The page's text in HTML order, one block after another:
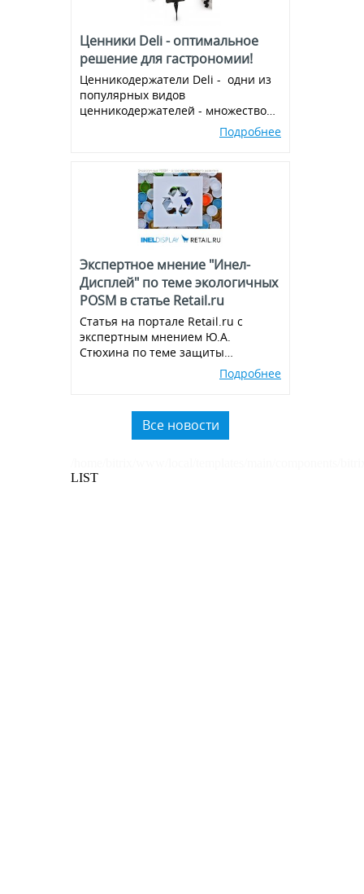
Ценники Deli - оптимальное
решение для гастрономии!
Ценникодержатели Deli - одни из
популярных видов
ценникодержателей - множество
вариантов и комбинаций, всегда в
Подробнее
Экспертное мнение "Инел-
Дисплей" по теме экологичных
POSM в статье Retail.ru
Статья на портале Retail.ru с
экспертным мнением Ю.А.
Стюхина по теме защиты
окружающей среды, производства
пластика.
Подробнее
Все новости
LIST